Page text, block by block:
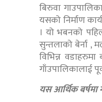
बिरुवा
यसको निर्माण
। यो भबनको
सुन्तलाको बेर्ना ,
विभिन्न
गाँउपालिकालाई
यस आर्थिक